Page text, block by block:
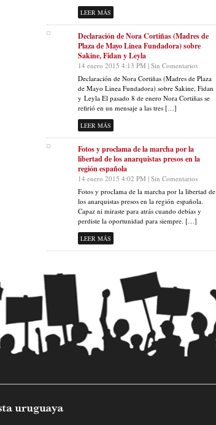
LEER MÁS
Declaración de Nora Cortiñas (Madres de
Plaza de Mayo Linea Fundadora) sobre
Sakine, Fidan y Leyla
14 enero 2015 4:13 PM | Sin Comentarios
Declaración de Nora Cortiñas (Madres de Plaza
de Mayo Linea Fundadora) sobre Sakine, Fidan
y Leyla El pasado 8 de enero Nora Cortiñas se
refirió en un mensaje a las tres […]
LEER MÁS
Fotos y proclama de la marcha por la
libertad de los anarquistas presos en la
región española
14 enero 2015 4:02 PM | Sin Comentarios
Fotos y proclama de la marcha por la libertad de
los anarquistas presos en la región española.
Capaz ni miraste para atrás cuando debías y
perdiste la oportunidad para siempre. […]
LEER MÁS